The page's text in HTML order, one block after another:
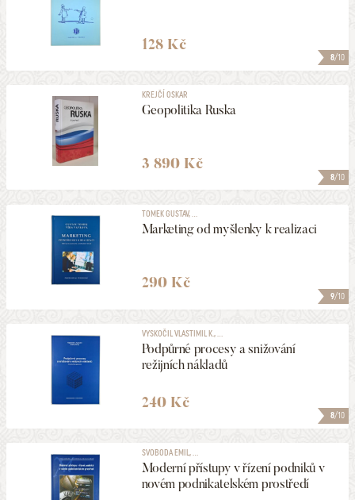
8/10
128 Kč
8/10
KREJČÍ OSKAR
Geopolitika Ruska
3 890 Kč
9/10
TOMEK GUSTAV, ...
Marketing od myšlenky k realizaci
290 Kč
8/10
VYSKOČIL VLASTIMIL K., ...
Podpůrné procesy a snižování
režijních nákladů
240 Kč
SVOBODA EMIL, ...
Moderní přístupy v řízení podniků v
novém podnikatelském prostředí